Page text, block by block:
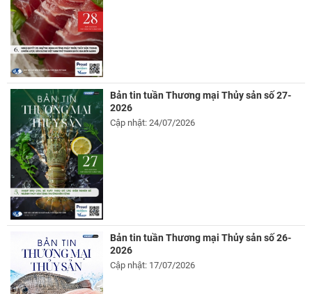
Bản tin tuần Thương mại Thủy sản số 27-
2026
Cập nhật: 24/07/2026
Bản tin tuần Thương mại Thủy sản số 26-
2026
Cập nhật: 17/07/2026